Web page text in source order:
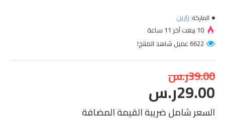
السعر شامل ضريبة القيمة المضافة
29.00ر.س
39.00ر.س
الماركة: زارين
10 بيعت آخر 11 ساعة
6622 عميل شاهد المنتج!